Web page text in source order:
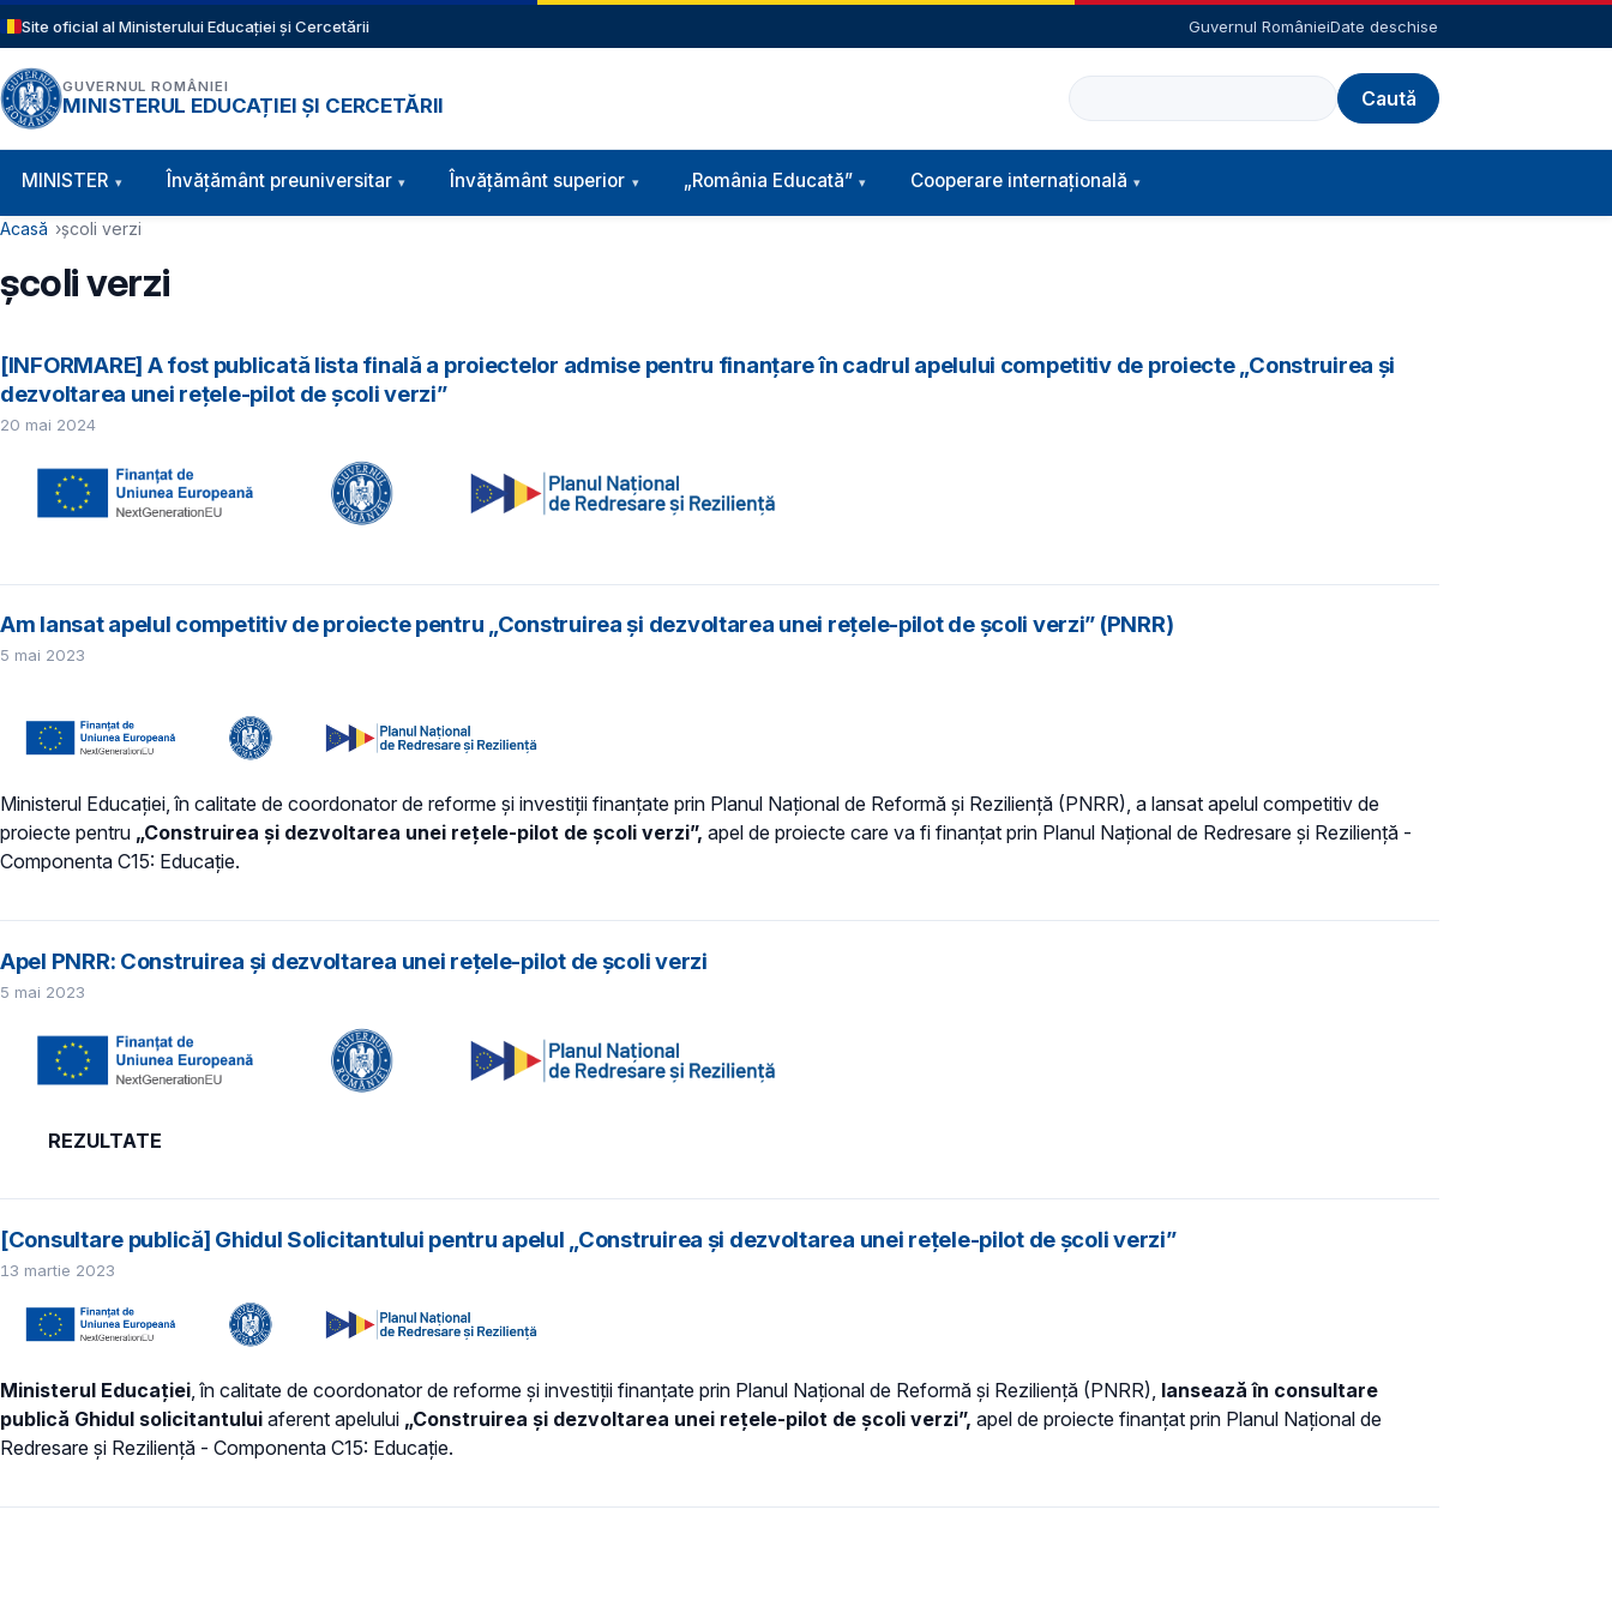
Sari la conținutul principal
Site oficial al Ministerului Educației și Cercetării Guvernul RomânieiDate deschise
GUVERNUL ROMÂNIEI
MINISTERUL EDUCAȚIEI ȘI CERCETĂRII
Caută
Navigație principală
MINISTER Învăţământ preuniversitar Învățământ superior „România Educată” Cooperare internațională
Cale de navigare
Acasă școli verzi
școli verzi
[INFORMARE] A fost publicată lista finală a proiectelor admise pentru finanțare în cadrul apelului competitiv de proiecte „Construirea și
dezvoltarea unei rețele-pilot de școli verzi”
20 mai 2024
Am lansat apelul competitiv de proiecte pentru „Construirea și dezvoltarea unei rețele-pilot de școli verzi” (PNRR)
5 mai 2023
Ministerul Educației, în calitate de coordonator de reforme și investiții finanțate prin Planul Național de Reformă și Reziliență (PNRR), a lansat apelul competitiv de
proiecte pentru „Construirea și dezvoltarea unei rețele-pilot de școli verzi”, apel de proiecte care va fi finanțat prin Planul Național de Redresare și Reziliență -
Componenta C15: Educație.
Apel PNRR: Construirea și dezvoltarea unei rețele-pilot de școli verzi
5 mai 2023
REZULTATE
[Consultare publică] Ghidul Solicitantului pentru apelul „Construirea și dezvoltarea unei rețele-pilot de școli verzi”
13 martie 2023
Ministerul Educației, în calitate de coordonator de reforme și investiții finanțate prin Planul Național de Reformă și Reziliență (PNRR), lansează în consultare
publică Ghidul solicitantului aferent apelului „Construirea și dezvoltarea unei rețele-pilot de școli verzi”, apel de proiecte finanțat prin Planul Național de
Redresare și Reziliență - Componenta C15: Educație.